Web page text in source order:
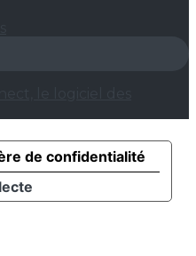
de confidentialité